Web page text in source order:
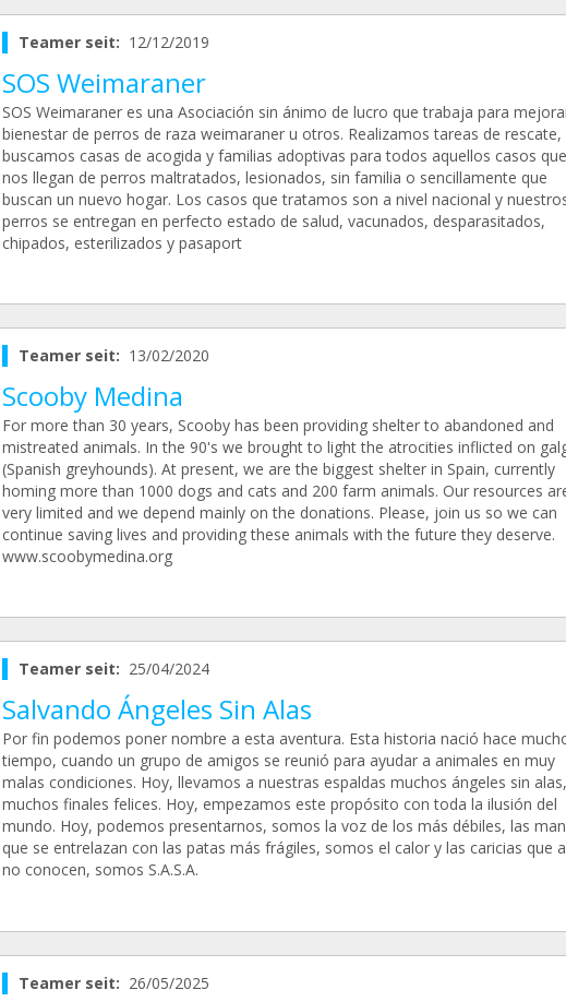
Teamer seit: 12/12/2019
SOS Weimaraner
SOS Weimaraner es una Asociación sin ánimo de lucro que trabaja para
bienestar de perros de raza weimaraner u otros. Realizamos tareas de rescate,
buscamos casas de acogida y familias adoptivas para todos aquellos casos que
nos llegan de perros maltratados, lesionados, sin familia o sencillamente que
buscan un nuevo hogar. Los casos que tratamos son a nivel nacional y
perros se entregan en perfecto estado de salud, vacunados, desparasitados,
chipados, esterilizados y pasaport
Teamer seit: 13/02/2020
Scooby Medina
For more than 30 years, Scooby has been providing shelter to abandoned and
mistreated animals. In the 90's we brought to light the atrocities inflicted on
(Spanish greyhounds). At present, we are the biggest shelter in Spain, currently
homing more than 1000 dogs and cats and 200 farm animals. Our resources
very limited and we depend mainly on the donations. Please, join us so we can
continue saving lives and providing these animals with the future they deserve.
www.scoobymedina.org
Teamer seit: 25/04/2024
Salvando Ángeles Sin Alas
Por fin podemos poner nombre a esta aventura. Esta historia nació hace
tiempo, cuando un grupo de amigos se reunió para ayudar a animales en muy
malas condiciones. Hoy, llevamos a nuestras espaldas muchos ángeles sin alas,
muchos finales felices. Hoy, empezamos este propósito con toda la ilusión del
mundo. Hoy, podemos presentarnos, somos la voz de los más débiles, las
que se entrelazan con las patas más frágiles, somos el calor y las caricias que
no conocen, somos S.A.S.A.
Teamer seit: 26/05/2025